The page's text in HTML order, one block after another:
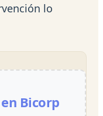
lo
Bicorp